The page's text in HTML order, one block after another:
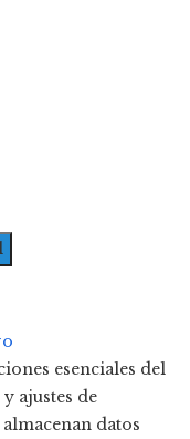
esenciales del
ajustes de
datos